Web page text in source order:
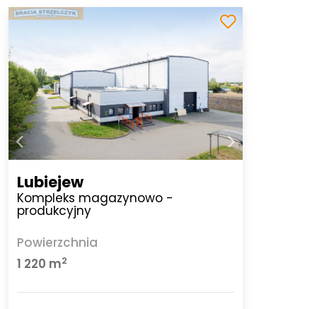
Lubiejew
Kompleks magazynowo -
produkcyjny
Powierzchnia
1 220 m2